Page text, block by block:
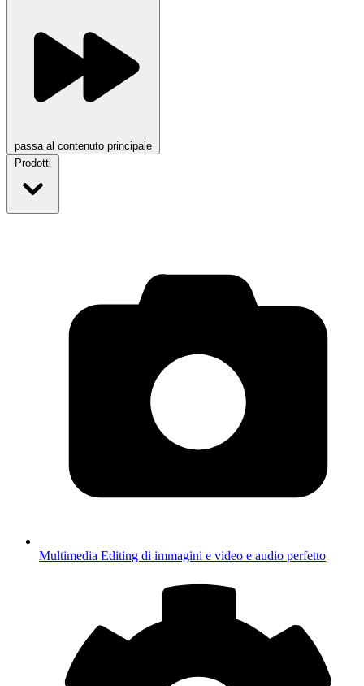
passa al contenuto principale
Prodotti
Multimedia Editing di immagini e video e audio perfetto